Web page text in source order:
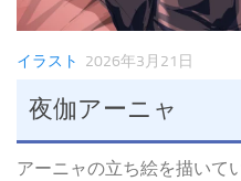
イラスト 2026年3月21日
夜伽アーニャ
アーニャの立ち絵を描いて